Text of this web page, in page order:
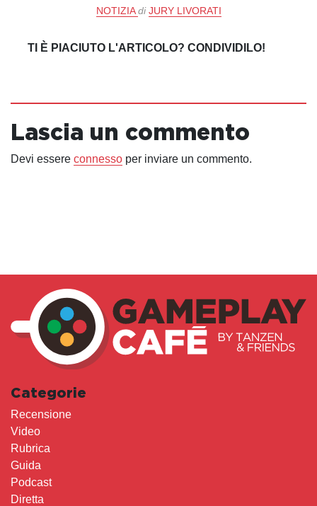
NOTIZIA di JURY LIVORATI
TI È PIACIUTO L'ARTICOLO? CONDIVIDILO!
Lascia un commento
Devi essere connesso per inviare un commento.
Categorie
Recensione
Video
Rubrica
Guida
Podcast
Diretta